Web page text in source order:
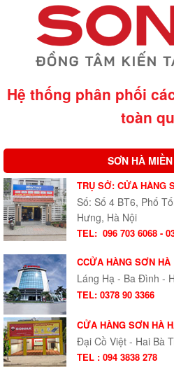
Hệ thống phân phối
toàn
SƠN HÀ
TRỤ SỞ: CỬA HÀNG
Số: Số 4 BT6, Phố
Hưng, Hà Nội
TEL: 096 703 6068 -
CCỬA HÀNG SƠN
Láng Hạ - Ba Đình -
TEL: 0378 90 3366
CỬA HÀNG SƠN HÀ
Đại Cồ Việt - Hai Bà
TEL : 094 3838 278